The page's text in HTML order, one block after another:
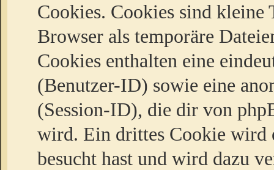
Cookies. Cookies sind kleine
Browser als temporäre
Cookies enthalten eine
(Benutzer-ID) sowie eine
(Session-ID), die dir von
wird. Ein drittes Cookie wird
besucht hast und wird dazu